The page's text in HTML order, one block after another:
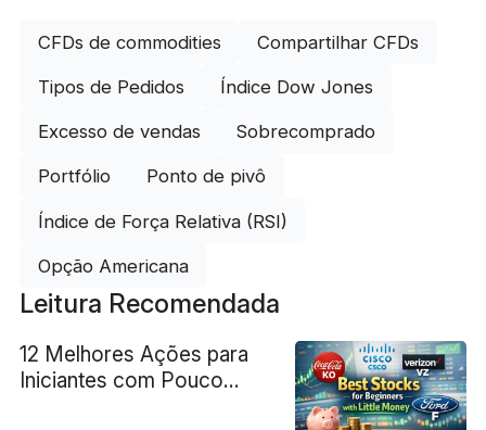
CFDs de commodities Compartilhar CFDs
Tipos de Pedidos Índice Dow Jones
Excesso de vendas Sobrecomprado
Portfólio Ponto de pivô
Índice de Força Relativa (RSI)
Opção Americana
Leitura Recomendada
12 Melhores Ações para
Iniciantes com Pouco